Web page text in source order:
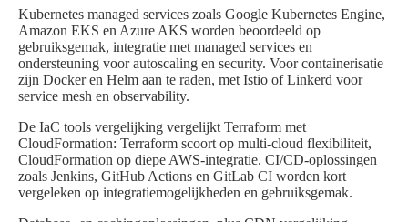
Kubernetes managed services zoals Google Kubernetes Engine,
Amazon EKS en Azure AKS worden beoordeeld op
gebruiksgemak, integratie met managed services en
ondersteuning voor autoscaling en security. Voor containerisatie
zijn Docker en Helm aan te raden, met Istio of Linkerd voor
service mesh en observability.
De IaC tools vergelijking vergelijkt Terraform met
CloudFormation: Terraform scoort op multi-cloud flexibiliteit,
CloudFormation op diepe AWS-integratie. CI/CD-oplossingen
zoals Jenkins, GitHub Actions en GitLab CI worden kort
vergeleken op integratiemogelijkheden en gebruiksgemak.